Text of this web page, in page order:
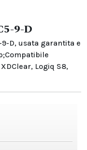
9-D
9-D, usata garantita e
Logiq S8,